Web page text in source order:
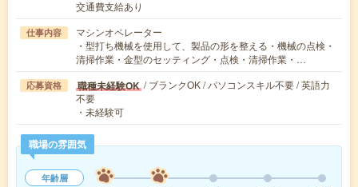
交通費支給あり
仕事内容
マシンオペレーター
・型打ち機械を使用して、製品の形を整える・機械の点検・
清掃作業・金型のセッティング・点検・清掃作業・…
応募資格 職種未経験OK / ブランクOK / パソコンスキル不要 / 英語力
不要
・未経験可
職場の雰囲気
年齢層